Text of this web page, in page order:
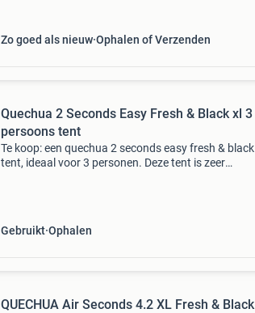
Zo goed als nieuw Ophalen of Verzenden
Quechua 2 Seconds Easy Fresh & Black xl 3
persoons tent
Te koop: een quechua 2 seconds easy fresh & black
tent, ideaal voor 3 personen. Deze tent is zeer
Gebruikt Ophalen
QUECHUA Air Seconds 4.2 XL Fresh & Black